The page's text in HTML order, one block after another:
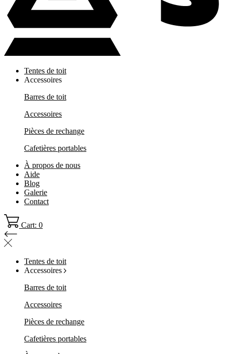
Tentes de toit
Accessoires
Barres de toit
Accessoires
Pièces de rechange
Cafetières portables
À propos de nous
Aide
Blog
Galerie
Contact
Cart: 0
Tentes de toit
Accessoires
Barres de toit
Accessoires
Pièces de rechange
Cafetières portables